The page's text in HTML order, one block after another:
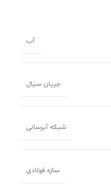
آب
جریان سیال
شبکه آبرسانی
سازه فولادی